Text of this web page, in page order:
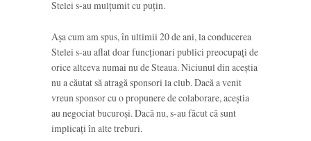
Stelei s-au mulțumit cu puțin.
Așa cum am spus, în ultimii 20 de ani, la conducerea
Stelei s-au aflat doar funcționari publici preocupați de
orice altceva numai nu de Steaua. Niciunul din aceștia
nu a căutat să atragă sponsori la club. Dacă a venit
vreun sponsor cu o propunere de colaborare, aceștia
au negociat bucuroși. Dacă nu, s-au făcut că sunt
implicați în alte treburi.